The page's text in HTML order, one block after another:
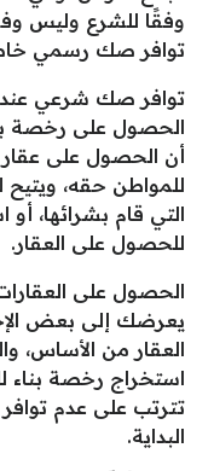
وفقًا للشرع وليس
توافر صك رسمي
توافر صك شرعي عند
الحصول على رخصة
أن الحصول على
للمواطن حقه، ويتيح
التي قام بشرائها، أو
للحصول على العقار.
الحصول على
يعرضك إلى بعض
العقار من الأساس،
استخراج رخصة بناء
تترتب على عدم
البداية.